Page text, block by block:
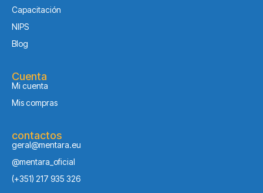
Capacitación
NIPS
Blog
Cuenta
Mi cuenta
Mis compras
contactos
geral@mentara.eu
@mentara_oficial
(+351) 217 935 326